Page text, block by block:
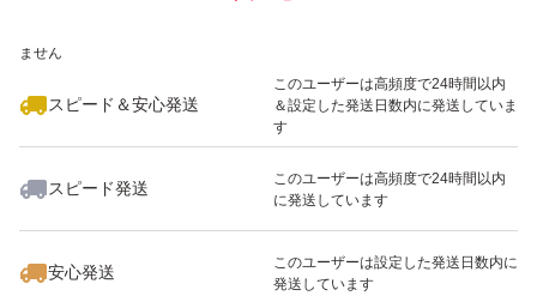
ません
スピード＆安心発送
このユーザーは高頻度で24時間以内
＆設定した発送日数内に発送していま
す
スピード発送
このユーザーは高頻度で24時間以内
に発送しています
安心発送
このユーザーは設定した発送日数内に
発送しています
いいね！
30,800